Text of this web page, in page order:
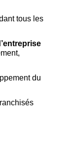
tous les
du